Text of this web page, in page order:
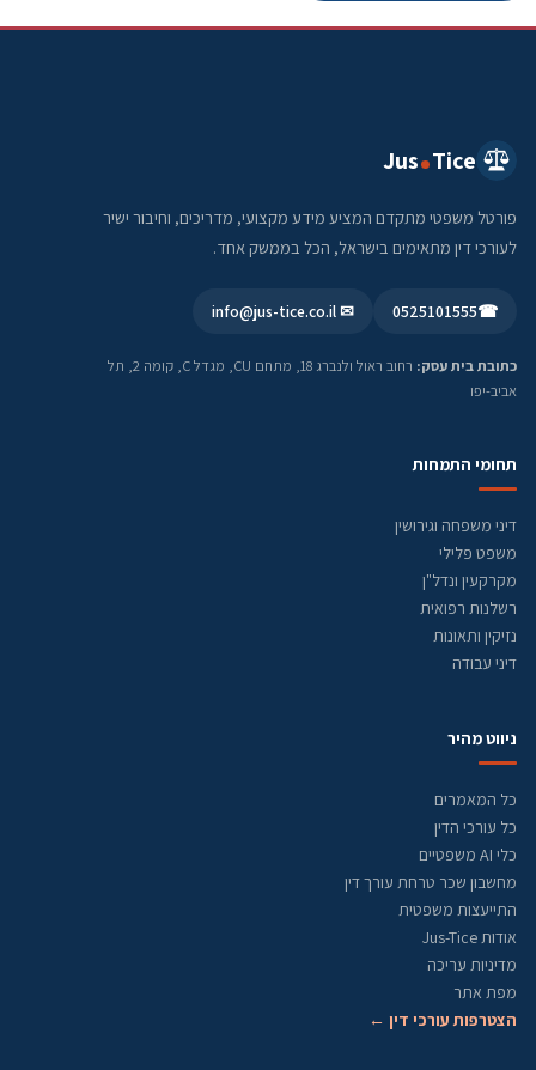
Jus Tice
פורטל משפטי מתקדם המציע מידע מקצועי, מדריכים, וחיבור ישיר
לעורכי דין מתאימים בישראל, הכל בממשק אחד.
☎
0525101555
✉ info@jus-tice.co.il
כתובת בית עסק:
רחוב ראול ולנברג 18, מתחם CU, מגדל C, קומה 2, תל
אביב-יפו
תחומי התמחות
דיני משפחה וגירושין
משפט פלילי
מקרקעין ונדל"ן
רשלנות רפואית
נזיקין ותאונות
דיני עבודה
ניווט מהיר
כל המאמרים
כל עורכי הדין
כלי AI משפטיים
מחשבון שכר טרחת עורך דין
התייעצות משפטית
אודות Jus-Tice
מדיניות עריכה
מפת אתר
הצטרפות עורכי דין ←